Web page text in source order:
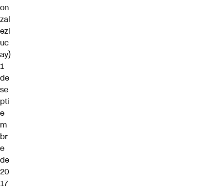
on
zal
ezl
uc
ay)
1
de
se
pti
e
m
br
e
de
20
17